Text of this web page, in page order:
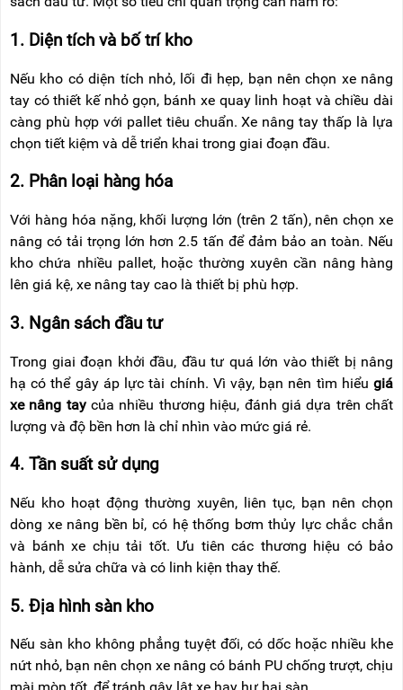
1. Diện tích và bố trí kho
Nếu kho có diện tích nhỏ, lối đi hẹp, bạn nên chọn xe nâng
tay có thiết kế nhỏ gọn, bánh xe quay linh hoạt và chiều dài
càng phù hợp với pallet tiêu chuẩn. Xe nâng tay thấp là lựa
chọn tiết kiệm và dễ triển khai trong giai đoạn đầu.
2. Phân loại hàng hóa
Với hàng hóa nặng, khối lượng lớn (trên 2 tấn), nên chọn xe
nâng có tải trọng lớn hơn 2.5 tấn để đảm bảo an toàn. Nếu
kho chứa nhiều pallet, hoặc thường xuyên cần nâng hàng
lên giá kệ, xe nâng tay cao là thiết bị phù hợp.
3. Ngân sách đầu tư
Trong giai đoạn khởi đầu, đầu tư quá lớn vào thiết bị nâng
hạ có thể gây áp lực tài chính. Vì vậy, bạn nên tìm hiểugiá
xe nâng taycủa nhiều thương hiệu, đánh giá dựa trên chất
lượng và độ bền hơn là chỉ nhìn vào mức giá rẻ.
4. Tần suất sử dụng
Nếu kho hoạt động thường xuyên, liên tục, bạn nên chọn
dòng xe nâng bền bỉ, có hệ thống bơm thủy lực chắc chắn
và bánh xe chịu tải tốt. Ưu tiên các thương hiệu có bảo
hành, dễ sửa chữa và có linh kiện thay thế.
5. Địa hình sàn kho
Nếu sàn kho không phẳng tuyệt đối, có dốc hoặc nhiều khe
nứt nhỏ, bạn nên chọn xe nâng có bánh PU chống trượt, chịu